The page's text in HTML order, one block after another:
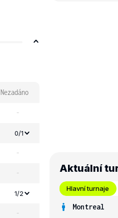
Nezadáno
-
0/1
-
-
1/2
-
Aktuální
Hlavní turnaje
Montreal